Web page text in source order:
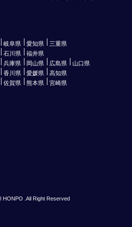
岐阜県 愛知県
三重県
石川県
福井県
兵庫県 岡山県 広島県
山口県
香川県 愛媛県
高知県
佐賀県 熊本県 宮崎県
HONPO .All Right Reserved